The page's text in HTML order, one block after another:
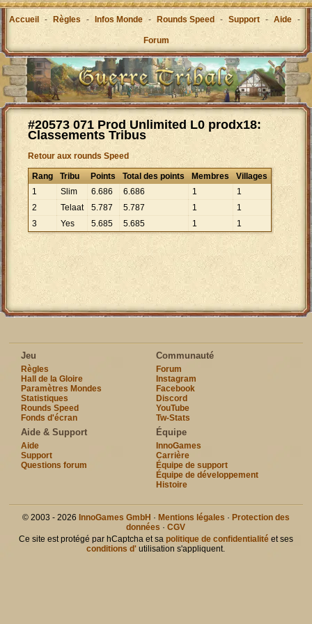
Accueil - Règles - Infos Monde - Rounds Speed - Support - Aide -
Forum
#20573 071 Prod Unlimited L0 prodx18:
Classements Tribus
Retour aux rounds Speed
Rang Tribu Points Total des points Membres
Villages
1
Slim 6.686 6.686 1
1
2
Telaat 5.787 5.787 1
1
3
Yes 5.685 5.685 1 1
Jeu
Règles
Hall de la Gloire
Paramètres Mondes
Statistiques
Rounds Speed
Fonds d'écran
Communauté
Forum
Instagram
Facebook
Discord
YouTube
Tw-Stats
Aide & Support
Aide
Support
Questions forum
Équipe
InnoGames
Carrière
Équipe de support
Équipe de développement
Histoire
© 2003 - 2026 InnoGames GmbH · Mentions légales · Protection des
données ·CGV
Ce site est protégé par hCaptcha et sa politique de confidentialitéet ses
conditions d' utilisation s'appliquent.